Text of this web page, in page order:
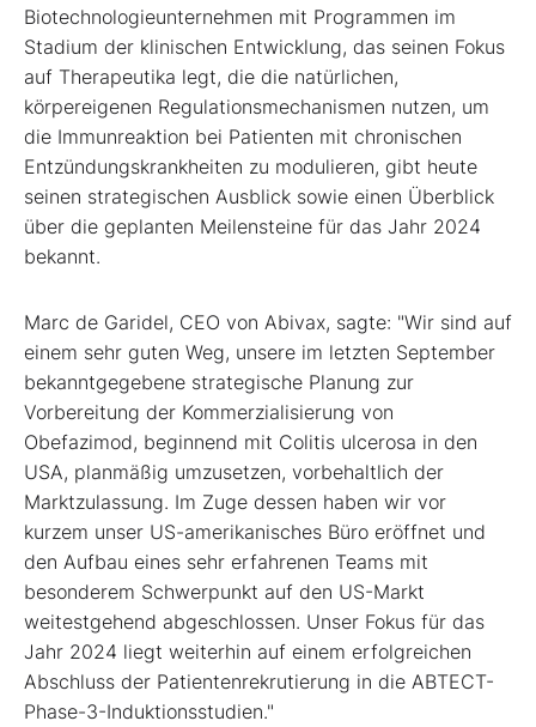
Biotechnologieunternehmen mit Programmen im
Stadium der klinischen Entwicklung, das seinen Fokus
auf Therapeutika legt, die die natürlichen,
körpereigenen Regulationsmechanismen nutzen, um
die Immunreaktion bei Patienten mit chronischen
Entzündungskrankheiten zu modulieren, gibt heute
seinen strategischen Ausblick sowie einen Überblick
über die geplanten Meilensteine für das Jahr 2024
bekannt.
Marc de Garidel, CEO von Abivax, sagte: "Wir sind auf
einem sehr guten Weg, unsere im letzten September
bekanntgegebene strategische Planung zur
Vorbereitung der Kommerzialisierung von
Obefazimod, beginnend mit Colitis ulcerosa in den
USA, planmäßig umzusetzen, vorbehaltlich der
Marktzulassung. Im Zuge dessen haben wir vor
kurzem unser US-amerikanisches Büro eröffnet und
den Aufbau eines sehr erfahrenen Teams mit
besonderem Schwerpunkt auf den US-Markt
weitestgehend abgeschlossen. Unser Fokus für das
Jahr 2024 liegt weiterhin auf einem erfolgreichen
Abschluss der Patientenrekrutierung in die ABTECT-
Phase-3-Induktionsstudien."